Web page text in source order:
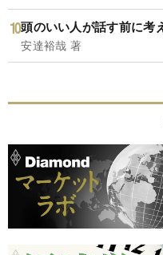
頭のいい人が話す前に考
安達裕哉 著